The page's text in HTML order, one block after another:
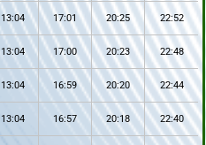
13:04 17:01 20:25 22:52
13:04 17:00 20:23 22:48
13:04 16:59 20:20 22:44
13:04 16:57 20:18 22:40